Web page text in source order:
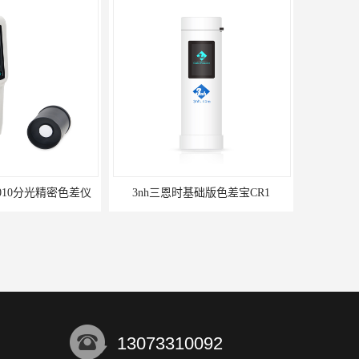
分光精密色差仪 3nh三恩时基础版色差宝CR1
13073310092